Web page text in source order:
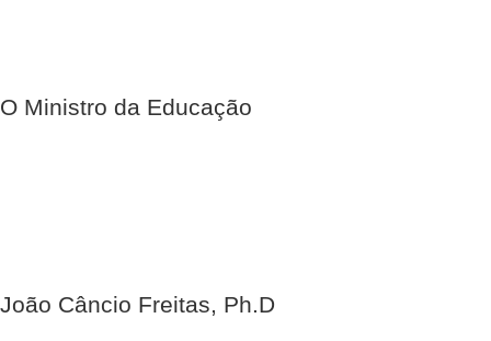
O Ministro da Educação
João Câncio Freitas, Ph.D